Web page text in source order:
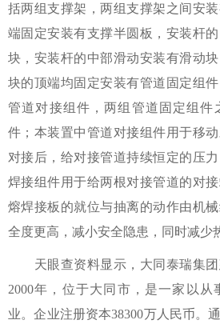
括两组支撑架，两组支撑架之间安
端固定安装有支撑半圆板，安装杆
块，安装杆的中部滑动安装有滑动
块的顶端均固定安装有管道固定组
管道对接组件，两组管道固定组件
件；本装置中管道对接组件用于移
对接后，给对接管道持续恒定的压
焊接组件用于给两根对接管道的对
熔焊接板的就位与抽离的动作由机
全度更高，减小安全隐患，同时减少
天眼查资料显示，大同泰瑞集团
2000年，位于大同市，是一家以从
业。企业注册资本38300万人民币。